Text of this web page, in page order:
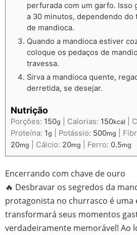
perfurada com um garfo. Isso
a 30 minutos, dependendo do
de mandioca.
Quando a mandioca estiver
coloque os pedaços de
travessa.
Sirva a mandioca quente,
derretida, se desejar.
Nutrição
Porções: 150g Calorias: 150kcal
Proteína: 1g Potássio: 500mg
20mg Cálcio: 20mg Ferro: 0.5mg
Encerrando com chave de ouro
🔥 Desbravar os segredos da
protagonista no churrasco é uma
transformará seus momentos
verdadeiramente memorável! Ao